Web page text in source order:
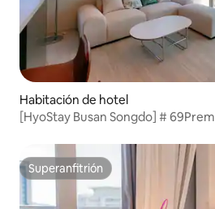
Habitación de hotel
[HyoStay Busan Songdo] #
disponibles
Superanfitrión
Superanfitrión